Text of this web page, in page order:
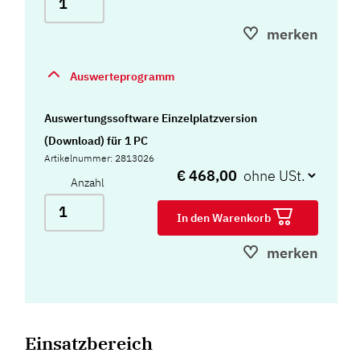
merken
Auswerteprogramm
Auswertungssoftware Einzelplatzversion
(Download) für 1 PC
Artikelnummer: 2813026
Anzahl € 468,00
In den Warenkorb
merken
Einsatzbereich